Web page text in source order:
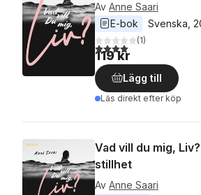
Av Anne Saari
E-bok
Svenska
4,0utav 5 stjärnor.
(1)
119 kr
Lägg till
Läs direkt efter köp
Vad vill du mig,
stillhet
Av Anne Saari